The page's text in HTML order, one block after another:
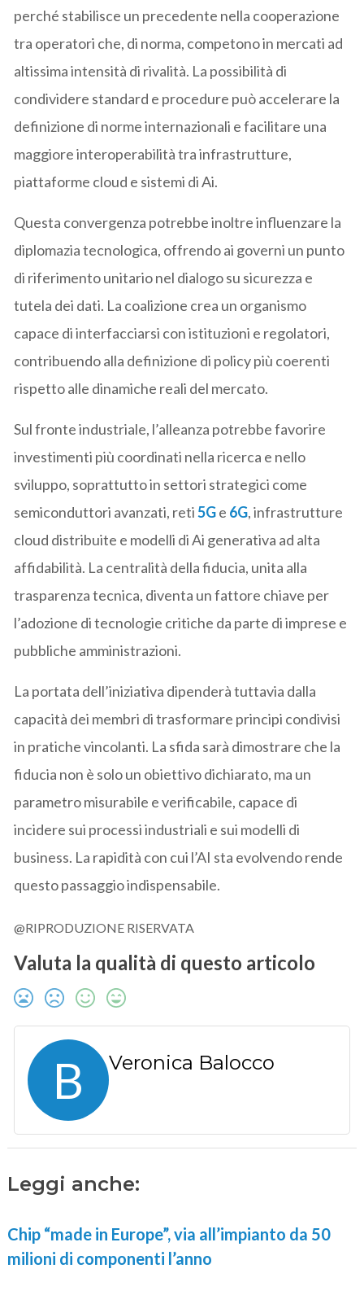
perché stabilisce un precedente nella cooperazione
tra operatori che, di norma, competono in mercati ad
altissima intensità di rivalità. La possibilità di
condividere standard e procedure può accelerare la
definizione di norme internazionali e facilitare una
maggiore interoperabilità tra infrastrutture,
piattaforme cloud e sistemi di Ai.
Questa convergenza potrebbe inoltre influenzare la
diplomazia tecnologica, offrendo ai governi un punto
di riferimento unitario nel dialogo su sicurezza e
tutela dei dati. La coalizione crea un organismo
capace di interfacciarsi con istituzioni e regolatori,
contribuendo alla definizione di policy più coerenti
rispetto alle dinamiche reali del mercato.
Sul fronte industriale, l’alleanza potrebbe favorire
investimenti più coordinati nella ricerca e nello
sviluppo, soprattutto in settori strategici come
semiconduttori avanzati, reti5Ge 6G, infrastrutture
cloud distribuite e modelli di Ai generativa ad alta
affidabilità. La centralità della fiducia, unita alla
trasparenza tecnica, diventa un fattore chiave per
l’adozione di tecnologie critiche da parte di imprese e
pubbliche amministrazioni.
La portata dell’iniziativa dipenderà tuttavia dalla
capacità dei membri di trasformare principi condivisi
in pratiche vincolanti. La sfida sarà dimostrare che la
fiducia non è solo un obiettivo dichiarato, ma un
parametro misurabile e verificabile, capace di
incidere sui processi industriali e sui modelli di
business. La rapidità con cui l’AI sta evolvendo rende
questo passaggio indispensabile.
@RIPRODUZIONE RISERVATA
Valuta la qualità di questo articolo
B Veronica Balocco
Leggi anche:
Chip “made in Europe”, via all’impianto da 50
milioni di componenti l’anno